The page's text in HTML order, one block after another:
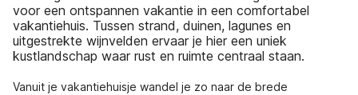
voor een ontspannen vakantie in een comfortabel
vakantiehuis. Tussen strand, duinen, lagunes en
uitgestrekte wijnvelden ervaar je hier een uniek
kustlandschap waar rust en ruimte centraal staan.
Vanuit je vakantiehuisje wandel je zo naar de brede